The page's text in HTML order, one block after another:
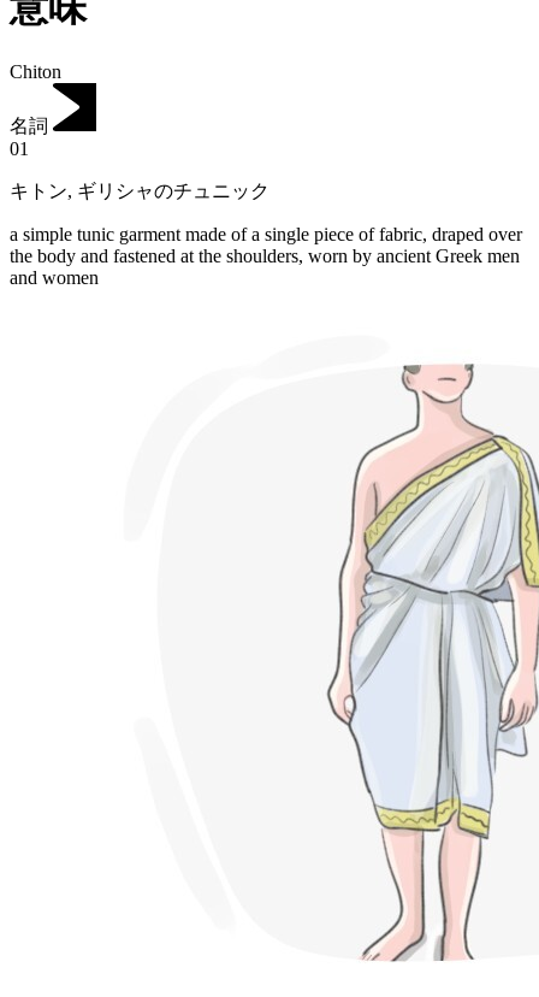
Chiton
名詞
01
キトン, ギリシャのチュニック
a simple tunic garment made of a single piece of fabric, draped over
the body and fastened at the shoulders, worn by ancient Greek men
and women